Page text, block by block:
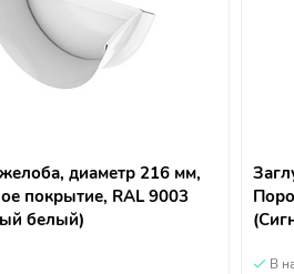
диаметр 216 мм,
покрытие, RAL 9003
белый)
В